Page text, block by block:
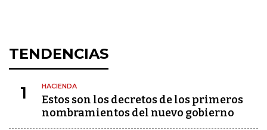
TENDENCIAS
1 HACIENDA
Estos son los decretos de los primeros
nombramientos del nuevo gobierno